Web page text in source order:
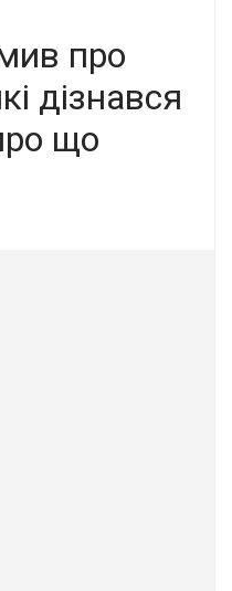
про
дізнався
що